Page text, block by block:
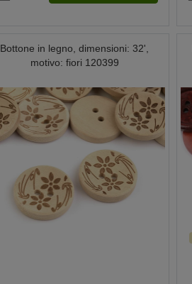
Bottone in legno, dimensioni: 32',
motivo: fiori 120399